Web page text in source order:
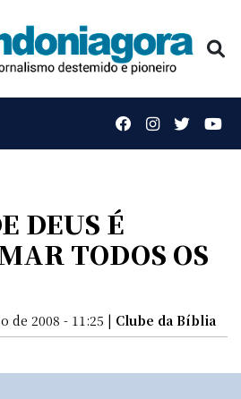
DEUS É
TODOS OS
de 2008 - 11:25 | Clube da Bíblia